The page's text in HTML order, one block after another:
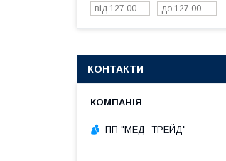
КОНТАКТИ
ПП "МЕД -ТРЕЙД"